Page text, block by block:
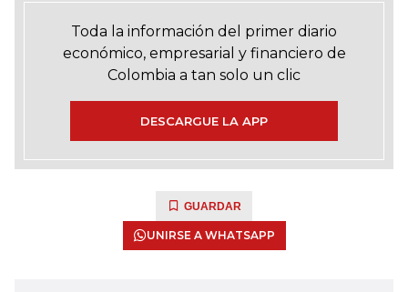
Toda la información del primer diario
económico, empresarial y financiero de
Colombia a tan solo un clic
DESCARGUE LA APP
GUARDAR
UNIRSE A WHATSAPP